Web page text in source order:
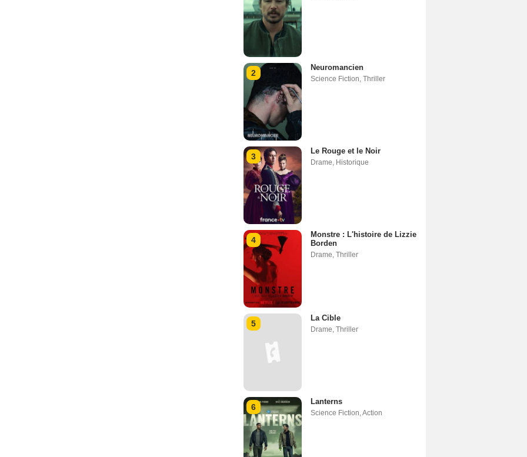
2
Neuromancien
Science Fiction, Thriller
3
Le Rouge et le Noir
Drame, Historique
4
Monstre : L'histoire de Lizzie
Borden
Drame, Thriller
5
La Cible
Drame, Thriller
6
Lanterns
Science Fiction,Action